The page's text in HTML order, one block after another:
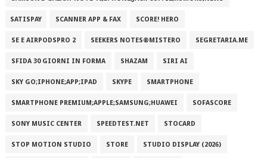
SATISPAY SCANNER APP & FAX SCORE! HERO
SE E AIRPODSPRO 2 SEEKERS NOTES®MISTERO SEGRETARIA.ME
SFIDA 30 GIORNI IN FORMA SHAZAM SIRI AI
SKY GO;IPHONE;APP;IPAD SKYPE SMARTPHONE
SMARTPHONE PREMIUM;APPLE;SAMSUNG;HUAWEI SOFASCORE
SONY MUSIC CENTER SPEEDTEST.NET STOCARD
STOP MOTION STUDIO STORE STUDIO DISPLAY (2026)